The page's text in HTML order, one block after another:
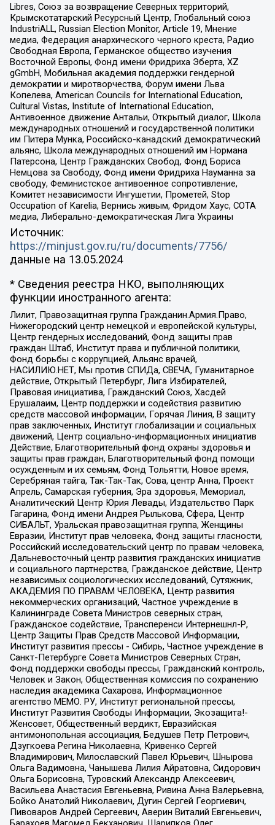
Libres, Союз за возвращение Северных территорий,
Крымскотатарский Ресурсный Центр, Глобальный союз
IndustriALL, Russian Election Monitor, Article 19, Мнение
медиа, Федерация анархического черного креста, Радио
Свободная Европа, Германское общество изучения
Восточной Европы, Фонд имени Фридриха Эберта, XZ
gGmbH, Мобильная академия поддержки гендерной
демократии и миротворчества, Форум имени Льва
Копелева, American Councils for International Education,
Cultural Vistas, Institute of International Education,
Антивоенное движение Антальи, Открытый диалог, Школа
международных отношений и государственной политики
им Питера Мунка, Российско-канадский демократический
альянс, Школа международных отношений им Нормана
Патерсона, Центр Гражданских Свобод, Фонд Бориса
Немцова за Свободу, Фонд имени Фридриха Науманна за
свободу, Феминистское антивоенное сопротивление,
Комитет независимости Ингушетии, Прометей, Stop
Occupation of Karelia, Вернись живым, Фридом Хаус, СОТА
медиа, Либерально-демократическая Лига Украины
Источник:
https://minjust.gov.ru/ru/documents/7756/
данные на 13.05.2024
* Сведения реестра НКО, выполняющих
функции иностранного агента:
Лилит, Правозащитная группа Гражданин.Армия.Право,
Нижегородский центр немецкой и европейской культуры,
Центр гендерных исследований, Фонд защиты прав
граждан Штаб, Институт права и публичной политики,
Фонд борьбы с коррупцией, Альянс врачей,
НАСИЛИЮ.НЕТ, Мы против СПИДа, СВЕЧА, Гуманитарное
действие, Открытый Петербург, Лига Избирателей,
Правовая инициатива, Гражданский Союз, Хасдей
Ерушалаим, Центр поддержки и содействия развитию
средств массовой информации, Горячая Линия, В защиту
прав заключенных, Институт глобализации и социальных
движений, Центр социально-информационных инициатив
Действие, Благотворительный фонд охраны здоровья и
защиты прав граждан, Благотворительный фонд помощи
осужденным и их семьям, Фонд Тольятти, Новое время,
Серебряная тайга, Так-Так-Так, Сова, центр Анна, Проект
Апрель, Самарская губерния, Эра здоровья, Мемориал,
Аналитический Центр Юрия Левады, Издательство Парк
Гагарина, Фонд имени Андрея Рылькова, Сфера, Центр
СИБАЛЬТ, Уральская правозащитная группа, Женщины
Евразии, Институт прав человека, Фонд защиты гласности,
Российский исследовательский центр по правам человека,
Дальневосточный центр развития гражданских инициатив
и социального партнерства, Гражданское действие, Центр
независимых социологических исследований, Сутяжник,
АКАДЕМИЯ ПО ПРАВАМ ЧЕЛОВЕКА, Центр развития
некоммерческих организаций, Частное учреждение в
Калининграде Совета Министров северных стран,
Гражданское содействие, Трансперенси Интернешнл-Р,
Центр Защиты Прав Средств Массовой Информации,
Институт развития прессы - Сибирь, Частное учреждение в
Санкт-Петербурге Совета Министров Северных Стран,
Фонд поддержки свободы прессы, Гражданский контроль,
Человек и Закон, Общественная комиссия по сохранению
наследия академика Сахарова, Информационное
агентство МЕМО. РУ, Институт региональной прессы,
Институт Развития Свободы Информации, Экозащита!-
Женсовет, Общественный вердикт, Евразийская
антимонопольная ассоциация, Бедушев Петр Петрович,
Дзугкоева Регина Николаевна, Кривенко Сергей
Владимирович, Милославский Павел Юрьевич, Шнырова
Ольга Вадимовна, Чанышева Лилия Айратовна, Сидорович
Ольга Борисовна, Туровский Александр Алексеевич,
Васильева Анастасия Евгеньевна, Ривина Анна Валерьевна,
Бойко Анатолий Николаевич, Дугин Сергей Георгиевич,
Пивоваров Андрей Сергеевич, Аверин Виталий Евгеньевич,